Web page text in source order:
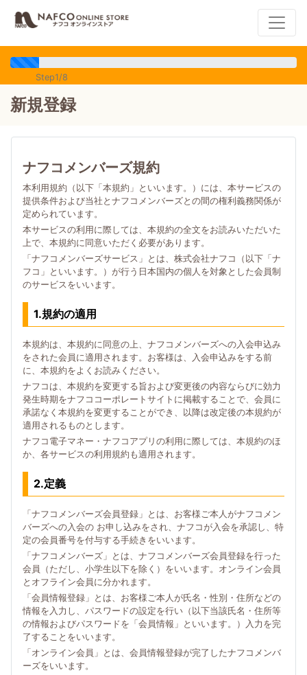
Step1/8
新規登録
ナフコメンバーズ規約
本利用規約（以下「本規約」といいます。）には、本サービスの
提供条件および当社とナフコメンバーズとの間の権利義務関係が
定められています。
本サービスの利用に際しては、本規約の全文をお読みいただいた
上で、本規約に同意いただく必要があります。
「ナフコメンバーズサービス」とは、株式会社ナフコ（以下「ナ
フコ」といいます。）が行う日本国内の個人を対象とした会員制
のサービスをいいます。
1.規約の適用
本規約は、本規約に同意の上、ナフコメンバーズへの入会申込み
をされた会員に適用されます。お客様は、入会申込みをする前
に、本規約をよくお読みください。
ナフコは、本規約を変更する旨および変更後の内容ならびに効力
発生時期をナフココーポレートサイトに掲載することで、会員に
承諾なく本規約を変更することができ、以降は改定後の本規約が
適用されるものとします。
ナフコ電子マネー・ナフコアプリの利用に際しては、本規約のほ
か、各サービスの利用規約も適用されます。
2.定義
「ナフコメンバーズ会員登録」とは、お客様ご本人がナフコメン
バーズへの入会の お申し込みをされ、ナフコが入会を承認し、特
定の会員番号を付与する手続きをいいます。
「ナフコメンバーズ」とは、ナフコメンバーズ会員登録を行った
会員（ただし、小学生以下を除く）をいいます。オンライン会員
とオフライン会員に分かれます。
「会員情報登録」とは、お客様ご本人が氏名・性別・住所などの
情報を入力し、パスワードの設定を行い（以下当該氏名・住所等
の情報およびパスワードを「会員情報」といいます。）入力を完
了することをいいます。
「オンライン会員」とは、会員情報登録が完了したナフコメンバ
ーズをいいます。